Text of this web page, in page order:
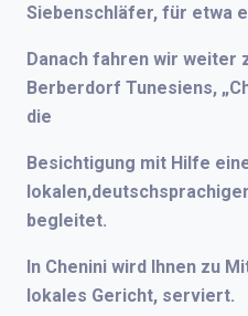
Siebenschläfer, für etwa
Danach fahren wir weiter
Berberdorf Tunesiens,
die
Besichtigung mit Hilfe
begleitet.
In Chenini wird Ihnen zu
lokales Gericht, serviert.